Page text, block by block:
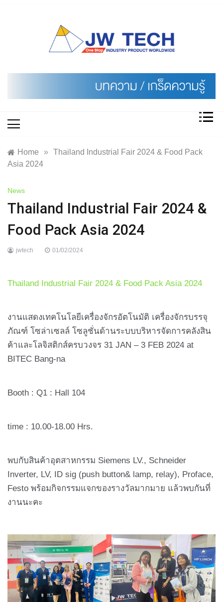
Home » Thailand Industrial Fair 2024 & Food Pack
Asia 2024
News
Thailand Industrial Fair 2024 &
Food Pack Asia 2024
jwtech 01/02/2024
Thailand Industrial Fair 2024 & Food Pack Asia 2024
งานแสดงเทคโนโลยีเครื่องจักรอัตโนมัติ เครื่องจักรบรรจุ
ภัณฑ์ โซล่าเซลล์ โซลูชั่นด้านระบบบริหารจัดการคลังสิน
ค้าและโลจิสติกส์ครบวงจร 31 JAN – 3 FEB 2024 at
BITEC Bang-na
Booth : Q1 : Hall 104
time : 10.00-18.00 Hrs.
พบกับสินค้าอุตสาหกรรม Siemens LV., Schneider
Inverter, LV, ID sig (push button& lamp, relay), Proface,
Festo พร้อมกิจกรรมแจกของรางวัลมากมาย แล้วพบกันที่
งานนะคะ